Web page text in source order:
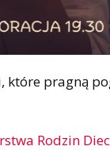
pragną
Rodzin